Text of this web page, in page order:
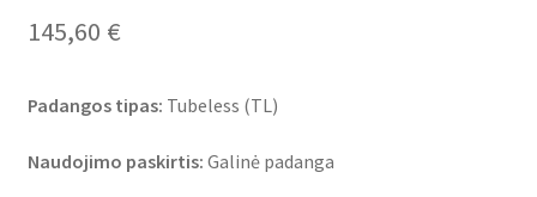
145,60 €
Padangos tipas: Tubeless (TL)
Naudojimo paskirtis: Galinė padanga